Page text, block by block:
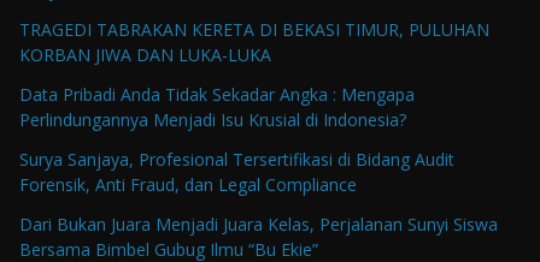
TRAGEDI TABRAKAN KERETA DI BEKASI TIMUR, PULUHAN
KORBAN JIWA DAN LUKA-LUKA
Data Pribadi Anda Tidak Sekadar Angka : Mengapa
Perlindungannya Menjadi Isu Krusial di Indonesia?
Surya Sanjaya, Profesional Tersertifikasi di Bidang Audit
Forensik, Anti Fraud, dan Legal Compliance
Dari Bukan Juara Menjadi Juara Kelas, Perjalanan Sunyi Siswa
Bersama Bimbel Gubug Ilmu “Bu Ekie”